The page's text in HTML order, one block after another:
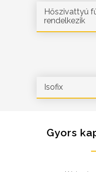
Hőszivattyú
rendelkezik
Isofix
Gyors